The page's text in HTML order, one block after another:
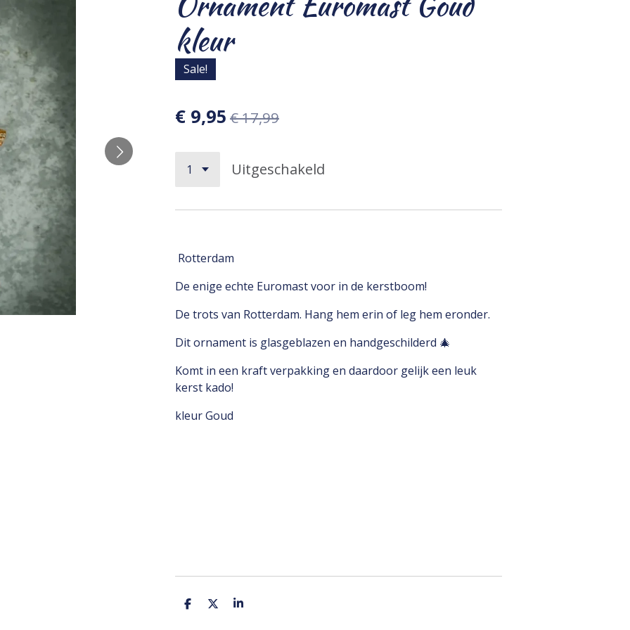
kleur
Sale!
€ 9,95 € 17,99
Uitgeschakeld
Rotterdam
De enige echte Euromast voor in de kerstboom!
De trots van Rotterdam. Hang hem erin of leg hem eronder.
Dit ornament is glasgeblazen en handgeschilderd 🎄
Komt in een kraft verpakking en daardoor gelijk een leuk
kerst kado!
kleur Goud
D
D
S